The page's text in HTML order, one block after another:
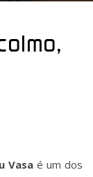
Vasa é um dos